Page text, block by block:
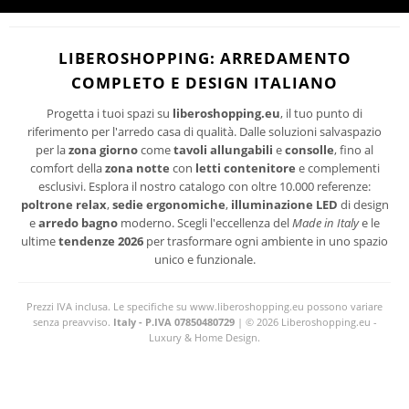
I suoi dati personali verranno trattati per le finalità connesse all'invio delle
Per maggiori informazioni sul trattamento dei dati personali consultare laPRIVACY
del sito.
LIBEROSHOPPING: ARREDAMENTO
COMPLETO E DESIGN ITALIANO
Progetta i tuoi spazi su liberoshopping.eu, il tuo punto di
riferimento per l'arredo casa di qualità. Dalle soluzioni salvaspazio
per lazona giornocometavoli allungabili econsolle, fino al
comfort dellazona notte con letti contenitore e complementi
esclusivi. Esplora il nostro catalogo con oltre 10.000 referenze:
poltrone relax,sedie ergonomiche, illuminazione LED di design
earredo bagno moderno. Scegli l'eccellenza delMade in Italye le
ultimetendenze 2026 per trasformare ogni ambiente in uno spazio
unico e funzionale.
Prezzi IVA inclusa. Le specifiche su www.liberoshopping.eu possono variare
senza preavviso. Italy - P.IVA 07850480729| © 2026 Liberoshopping.eu -
Luxury & Home Design.